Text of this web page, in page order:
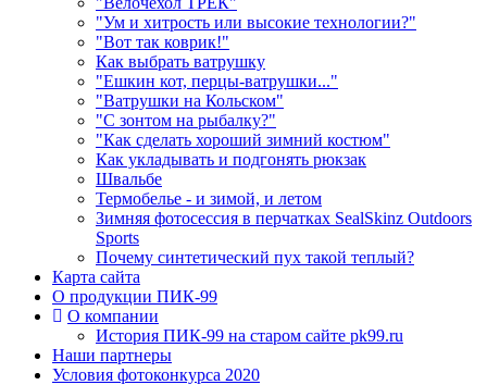
"Ум и хитрость или высокие технологии?"
"Вот так коврик!"
Как выбрать ватрушку
"Ешкин кот, перцы-ватрушки..."
"Ватрушки на Кольском"
"С зонтом на рыбалку?"
"Как сделать хороший зимний костюм"
Как укладывать и подгонять рюкзак
Швальбе
Термобелье - и зимой, и летом
Зимняя фотосессия в перчатках SealSkinz Outdoors
Sports
Почему синтетический пух такой теплый?
Карта сайта
О продукции ПИК-99
О компании
История ПИК-99 на старом сайте pk99.ru
Наши партнеры
Условия фотоконкурса 2020